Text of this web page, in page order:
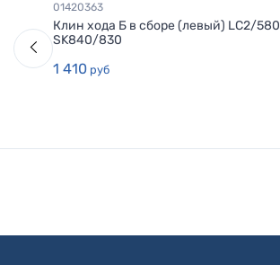
01420363
Клин хода Б в сборе (левый) LC2/580
SK840/830
1 410 руб